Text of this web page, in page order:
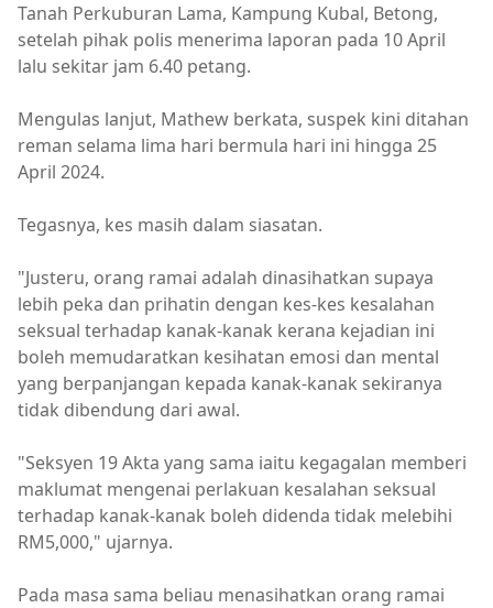
Tanah Perkuburan Lama, Kampung Kubal, Betong,
setelah pihak polis menerima laporan pada 10 April
lalu sekitar jam 6.40 petang.
Mengulas lanjut, Mathew berkata, suspek kini ditahan
reman selama lima hari bermula hari ini hingga 25
April 2024.
Tegasnya, kes masih dalam siasatan.
"Justeru, orang ramai adalah dinasihatkan supaya
lebih peka dan prihatin dengan kes-kes kesalahan
seksual terhadap kanak-kanak kerana kejadian ini
boleh memudaratkan kesihatan emosi dan mental
yang berpanjangan kepada kanak-kanak sekiranya
tidak dibendung dari awal.
"Seksyen 19 Akta yang sama iaitu kegagalan memberi
maklumat mengenai perlakuan kesalahan seksual
terhadap kanak-kanak boleh didenda tidak melebihi
RM5,000," ujarnya.
Pada masa sama beliau menasihatkan orang ramai